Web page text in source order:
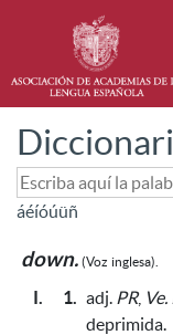
áéíóúüñ
down. (Voz inglesa).
I. 1. adj. PR, Ve.
deprimida.